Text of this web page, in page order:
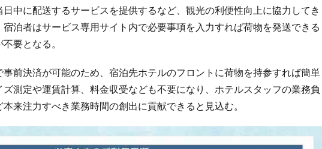
中に配送するサービスを提供するなど、観光の利便性向上に協力してき
泊者はサービス専用サイト内で必要事項を入力すれば荷物を発送できる
要となる。
前決済が可能のため、宿泊先ホテルのフロントに荷物を持参すれば簡単
測定や運賃計算、料金収受なども不要になり、ホテルスタッフの業務負
来注力すべき業務時間の創出に貢献できると見込む。